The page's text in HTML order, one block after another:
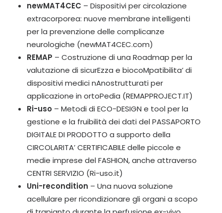
newMAT4CEC – Dispositivi per circolazione
extracorporea: nuove membrane intelligenti
per la prevenzione delle complicanze
neurologiche (newMAT4CEC.com)
REMAP – Costruzione di una Roadmap per la
valutazione di sicurEzza e biocoMpatibilita’ di
dispositivi medici nAnostrutturati per
applicazione in ortoPedia (REMAPPROJECT.IT)
Ri-uso – Metodi di ECO-DESIGN e tool per la
gestione e la fruibilità dei dati del PASSAPORTO
DIGITALE DI PRODOTTO a supporto della
CIRCOLARITA’ CERTIFICABILE delle piccole e
medie imprese del FASHION, anche attraverso
CENTRI SERVIZIO (Ri-uso.it)
Uni-recondition – Una nuova soluzione
acellulare per ricondizionare gli organi a scopo